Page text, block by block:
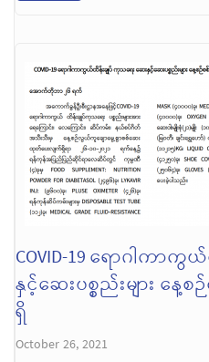
COVID-19 ရောဂါကာ
နှင့်ဆေးပစ္စည်းများ န
ရှိ
October 26, 2021